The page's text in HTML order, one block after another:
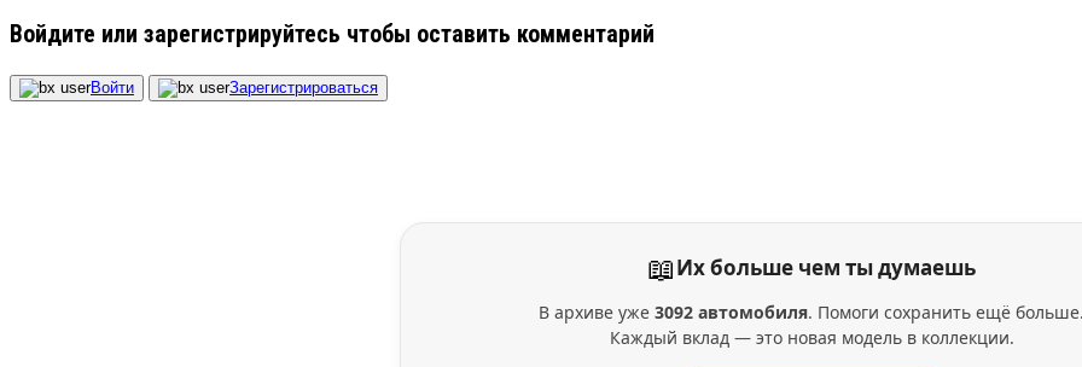
Войдите или зарегистрируйтесь чтобы оставить комментарий
Войти Зарегистрироваться
📖Их больше чем ты думаешь
В архиве уже 3092 автомобиля. Помоги сохранить ещё
Каждый вклад — это новая модель в коллекции.